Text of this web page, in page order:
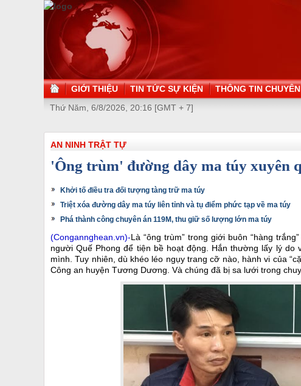
GIỚI THIỆU TIN TỨC SỰ KIỆN THÔNG TIN
Thứ Năm, 6/8/2026, 20:16 [GMT + 7]
AN NINH TRẬT TỰ
'Ông trùm' đường dây ma túy xuyên
Khởi tố điều tra đối tượng tàng trữ ma túy
Triệt xóa đường dây ma túy liên tỉnh và tụ điểm phức tạp về ma túy
Phá thành công chuyên án 119M, thu giữ số lượng lớn ma túy
(Congannghean.vn)-Là “ông trùm” trong giới buôn “hàng
người Quế Phong để tiện bề hoạt động. Hắn thường lấy lý do
mình. Tuy nhiên, dù khéo léo ngụy trang cỡ nào, hành vi của
Công an huyện Tương Dương. Và chúng đã bị sa lưới trong